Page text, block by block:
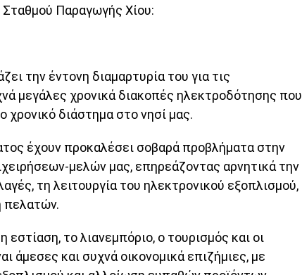
Παραγωγής Χίου:
την έντονη διαμαρτυρία του για τις
μεγάλες χρονικά διακοπές ηλεκτροδότησης που
χρονικό διάστημα στο νησί μας.
έχουν προκαλέσει σοβαρά προβλήματα στην
μελών μας, επηρεάζοντας αρνητικά την
τη λειτουργία του ηλεκτρονικού εξοπλισμού,
πελατών.
εστίαση, το λιανεμπόριο, ο τουρισμός και οι
άμεσες και συχνά οικονομικά επιζήμιες, με